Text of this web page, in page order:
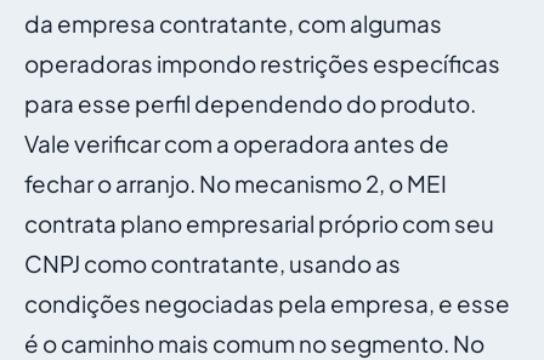
da empresa contratante, com algumas
operadoras impondo restrições específicas
para esse perfil dependendo do produto.
Vale verificar com a operadora antes de
fechar o arranjo. No mecanismo 2, o MEI
contrata plano empresarial próprio com seu
CNPJ como contratante, usando as
condições negociadas pela empresa, e esse
é o caminho mais comum no segmento. No